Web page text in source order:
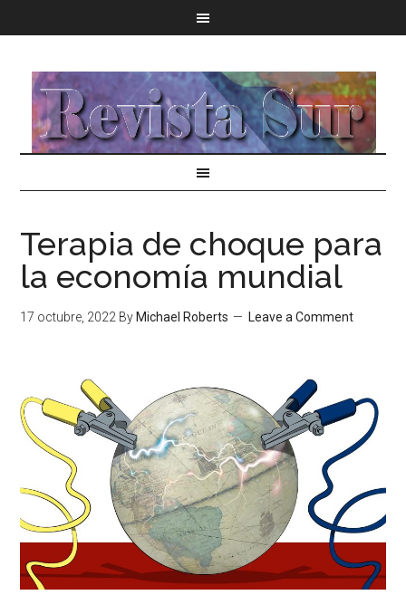
Terapia de choque para
la economía mundial
17 octubre, 2022 By Michael Roberts Leave a Comment